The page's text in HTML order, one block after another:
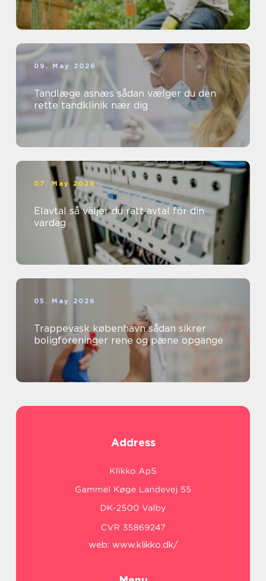
09. May 2026
Tandlæge asnæs sådan vælger du den
rette tandklinik nær dig
07. May 2026
Elavtal så väljer du rätt avtal för din
vardag
05. May 2026
Trappevask københavn sådan sikrer
boligforeninger rene og pæne opgange
Address
web: www.klikko.dk/